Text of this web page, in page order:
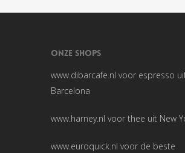
ONZE SHOPS
www.dibarcafe.nl voor espresso
Barcelona
www.harney.nl voor thee uit New
www.euroquick.nl voor de beste